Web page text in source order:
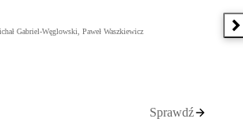
Gabriel-Węglowski, Paweł Waszkiewicz
Sprawdź